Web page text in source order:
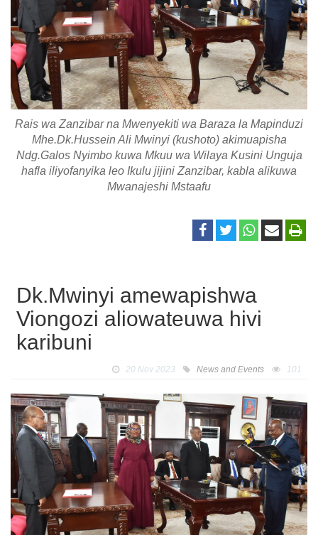
Rais wa Zanzibar na Mwenyekiti wa Baraza la Mapinduzi
Mhe.Dk.Hussein Ali Mwinyi (kushoto) akimuapisha
Ndg.Galos Nyimbo kuwa Mkuu wa Wilaya Kusini Unguja
hafla iliyofanyika leo Ikulu jijini Zanzibar, kabla alikuwa
Mwanajeshi Mstaafu
Dk.Mwinyi amewapishwa
Viongozi aliowateuwa hivi
karibuni
20 Nov 2023 News and Events 101